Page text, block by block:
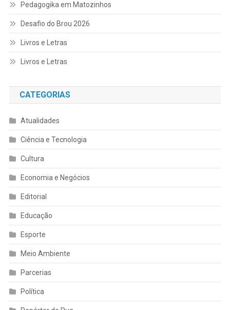
Pedagogika em Matozinhos
Desafio do Brou 2026
Livros e Letras
Livros e Letras
CATEGORIAS
Atualidades
Ciência e Tecnologia
Cultura
Economia e Negócios
Editorial
Educação
Esporte
Meio Ambiente
Parcerias
Política